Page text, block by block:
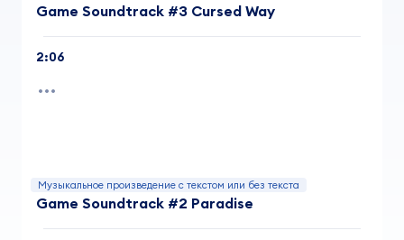
Game Soundtrack #3 Cursed Way
2:06
Музыкальное произведение с текстом или без текста
Game Soundtrack #2 Paradise